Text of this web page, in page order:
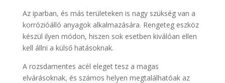
Az iparban, és más területeken is nagy szükség van a
korrózióálló anyagok alkalmazására. Rengeteg eszköz
készül ilyen módon, hiszen sok esetben kiválóan ellen
kell állni a külső hatásoknak.
A rozsdamentes acél eleget tesz a magas
elvárásoknak, és számos helyen megtalálhatóak az